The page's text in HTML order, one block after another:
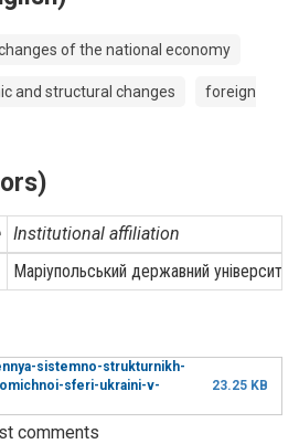
of the national economy
and structural changes foreign
Institutional affiliation
Маріупольський державний університет
sistemno-strukturnikh-
sferi-ukraini-v-
23.25 KB
comments